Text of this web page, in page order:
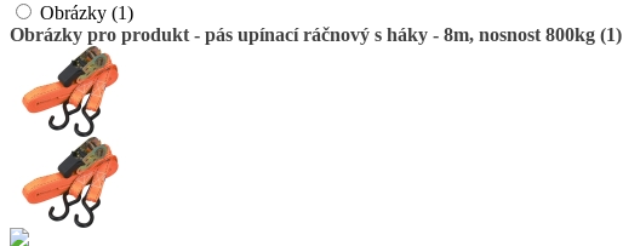
Obrázky (1)
Obrázky pro produkt - pás upínací ráčnový s háky - 8m, nosnost 800kg (1)